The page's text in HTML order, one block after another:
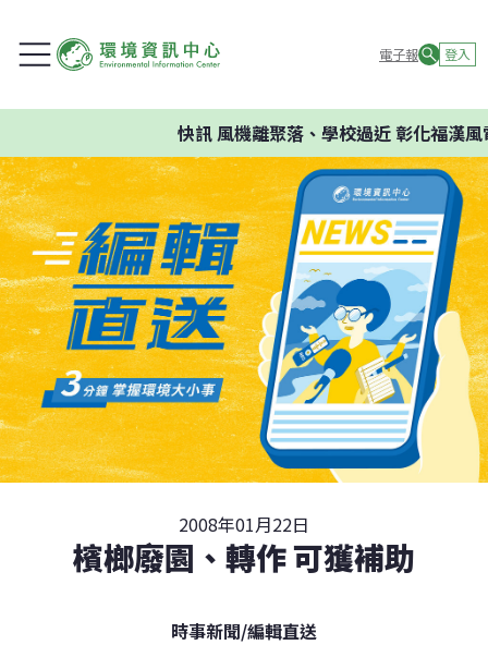
電子報 登入
快訊風機離聚落、學校過近 彰化福漢風
2008年01月22日
檳榔廢園、轉作 可獲補助
時事新聞/編輯直送